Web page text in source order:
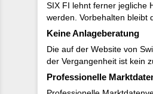
SIX FI lehnt ferner jegliche
werden. Vorbehalten bleibt
Keine Anlageberatung
Die auf der Website von
der Vergangenheit ist kein
Professionelle